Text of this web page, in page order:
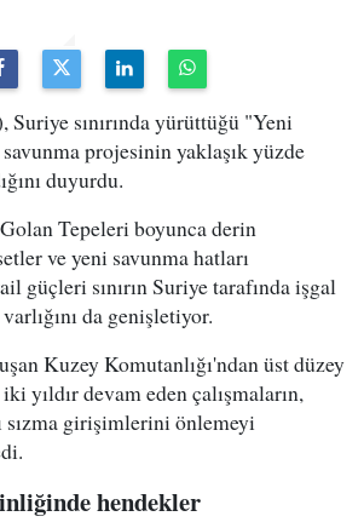
sınırında yürüttüğü "Yeni
projesinin yaklaşık yüzde
duyurdu.
Tepeleri boyunca derin
ve yeni savunma hatları
güçleri sınırın Suriye tarafında işgal
da genişletiyor.
Kuzey Komutanlığı'ndan üst düzey
yıldır devam eden çalışmaların,
sızma girişimlerini önlemeyi
hendekler